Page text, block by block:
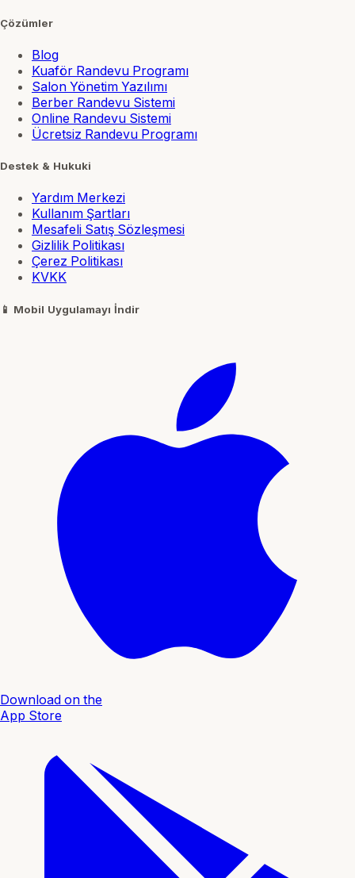
Çözümler
Blog
Kuaför Randevu Programı
Salon Yönetim Yazılımı
Berber Randevu Sistemi
Online Randevu Sistemi
Ücretsiz Randevu Programı
Destek & Hukuki
Yardım Merkezi
Kullanım Şartları
Mesafeli Satış Sözleşmesi
Gizlilik Politikası
Çerez Politikası
KVKK
📱 Mobil Uygulamayı İndir
Download on the
App Store